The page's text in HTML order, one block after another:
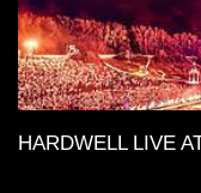
HARDWELL LIVE